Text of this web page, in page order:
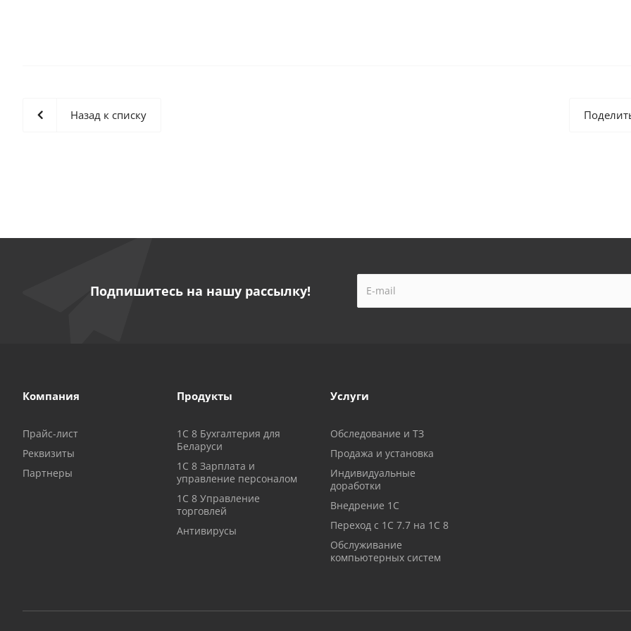
Назад к списку
Подпишитесь на нашу рассылку!
Компания
Прайс-лист
Реквизиты
Партнеры
Продукты
1C 8 Бухгалтерия для
Беларуси
1С 8 Зарплата и
управление персоналом
1С 8 Управление
торговлей
Антивирусы
Услуги
Обследование и ТЗ
Продажа и установка
Индивидуальные
доработки
Внедрение 1С
Переход с 1С 7.7 на 1С 8
Обслуживание
компьютерных систем